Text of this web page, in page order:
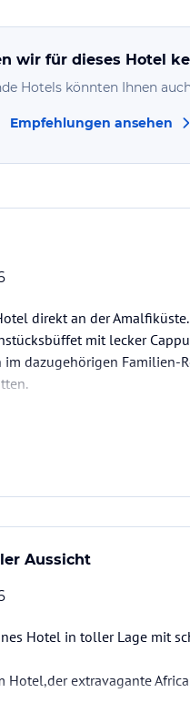
wir für dieses Hotel
Hotels könnten Ihnen
Empfehlungen ansehen
direkt an der Amalfiküste.
mit lecker
im dazugehörigen Familien-
Aussicht
Hotel in toller Lage mit
Hotel,der extravagante